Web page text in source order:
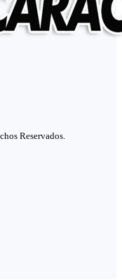
Reservados.